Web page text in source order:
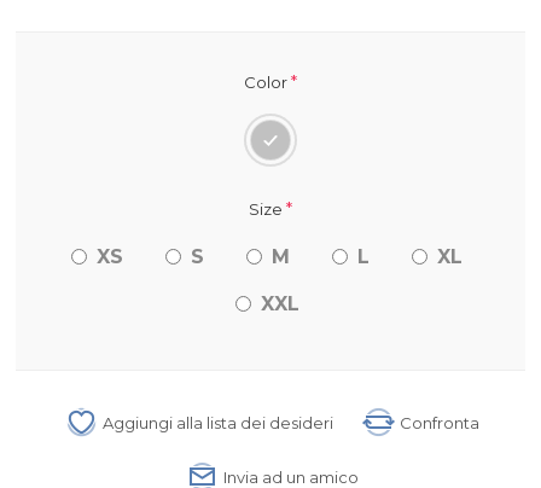
Color*
Size *
XS S M L XL
XXL
Aggiungi alla lista dei desideri Confronta
Invia ad un amico